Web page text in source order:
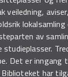
veiledning,
av
Det er inngang
har